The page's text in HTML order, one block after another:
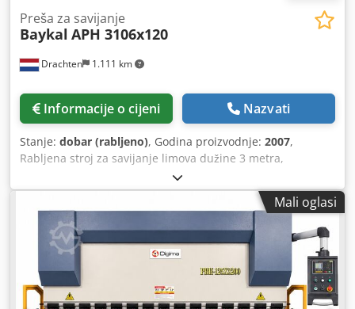
Drachten 1.111 km
Preša za savijanje
Baykal APH 3106x120
Informacije o cijeni Nazvati
Stanje: dobar (rabljeno), Godina proizvodnje: 2007,
Rabljena stroj za savijanje limova dužine 3 metra,
proizvođača Baykal. Dkedpfx Aiozi Rmqofor Tip: APH 3106 X
120 Kapacitet: 3100 x 120 tona NC upravljanje
(jednostavno) Laserski sigurnosni sustav za brzu radnu
brzinu 1 set alata Godina proizvodnje: 2007.
Mali oglasi